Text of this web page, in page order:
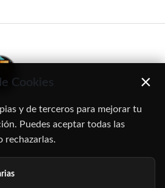
Madrid
Cookies ×
y de terceros para mejorar tu
Puedes aceptar todas las
rechazarlas.